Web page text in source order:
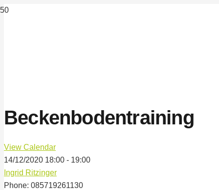
Beckenbodentraining
View Calendar
14/12/2020 18:00 - 19:00
Ingrid Ritzinger
Phone: 085719261130